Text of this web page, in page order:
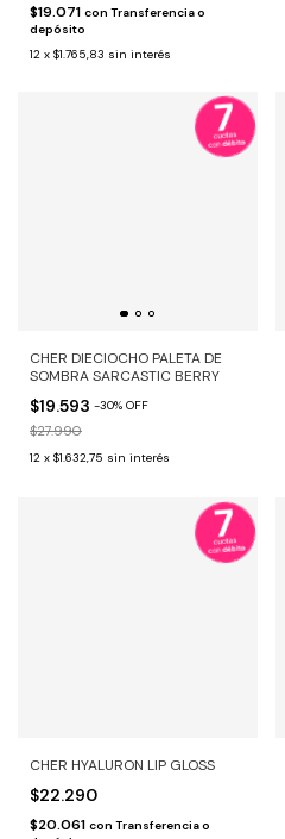
$19.071 con Transferencia o
depósito
12 x $1.765,83 sin interés
CHER DIECIOCHO PALETA DE
SOMBRA SARCASTIC BERRY
$19.593 -30% OFF
$27.990
12 x $1.632,75 sin interés
CHER HYALURON LIP GLOSS
$22.290
$20.061 con Transferencia o